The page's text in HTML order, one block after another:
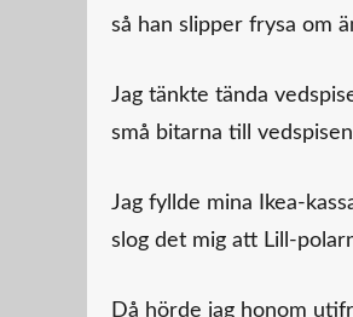
så han slipper frysa om
Jag tänkte tända
små bitarna till
Jag fyllde mina Ikea-
slog det mig att Lill-
Då hörde jag honom